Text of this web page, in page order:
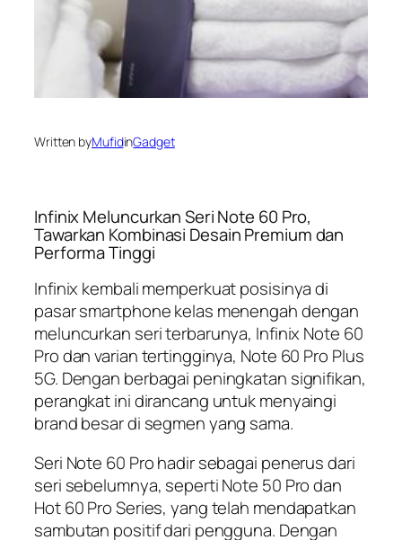
Written byMufidinGadget
Infinix Meluncurkan Seri Note 60 Pro,
Tawarkan Kombinasi Desain Premium dan
Performa Tinggi
Infinix kembali memperkuat posisinya di
pasar smartphone kelas menengah dengan
meluncurkan seri terbarunya, Infinix Note 60
Pro dan varian tertingginya, Note 60 Pro Plus
5G. Dengan berbagai peningkatan signifikan,
perangkat ini dirancang untuk menyaingi
brand besar di segmen yang sama.
Seri Note 60 Pro hadir sebagai penerus dari
seri sebelumnya, seperti Note 50 Pro dan
Hot 60 Pro Series, yang telah mendapatkan
sambutan positif dari pengguna. Dengan